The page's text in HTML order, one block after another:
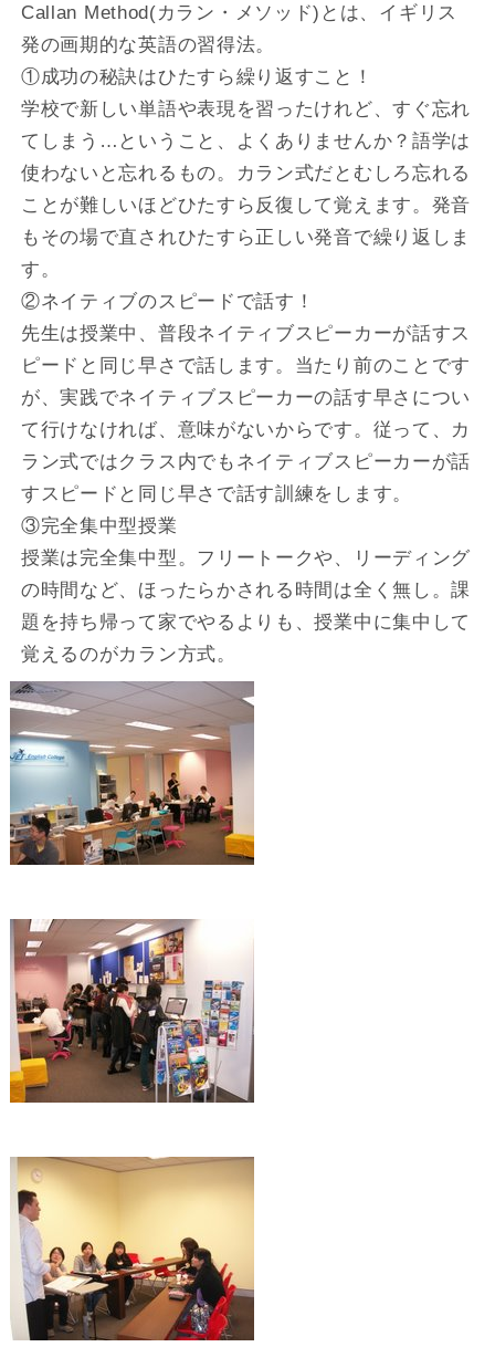
Callan Method(カラン・メソッド)とは、イギリス
発の画期的な英語の習得法。
①成功の秘訣はひたすら繰り返すこと！
学校で新しい単語や表現を習ったけれど、すぐ忘れ
てしまう…ということ、よくありませんか？語学は
使わないと忘れるもの。カラン式だとむしろ忘れる
ことが難しいほどひたすら反復して覚えます。発音
もその場で直されひたすら正しい発音で繰り返しま
す。
②ネイティブのスピードで話す！
先生は授業中、普段ネイティブスピーカーが話すス
ピードと同じ早さで話します。当たり前のことです
が、実践でネイティブスピーカーの話す早さについ
て行けなければ、意味がないからです。従って、カ
ラン式ではクラス内でもネイティブスピーカーが話
すスピードと同じ早さで話す訓練をします。
③完全集中型授業
授業は完全集中型。フリートークや、リーディング
の時間など、ほったらかされる時間は全く無し。課
題を持ち帰って家でやるよりも、授業中に集中して
覚えるのがカラン方式。